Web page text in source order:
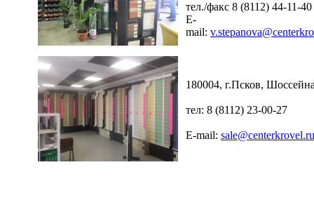
тел./факс 8 (8112) 44-11-40
E-
mail:
180004, г.Псков,
тел: 8 (8112) 23-00-27
E-mail: sale@centerkrovel.ru